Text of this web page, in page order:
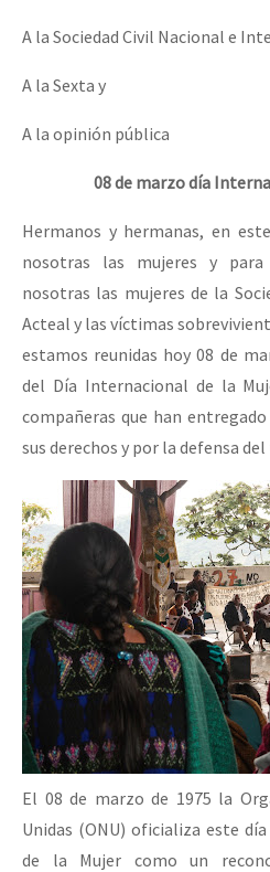
A la Sociedad Civil Nacional e
A la Sexta y
A la opinión pública
08 de marzo día
Hermanos y hermanas, en
nosotras las mujeres y
nosotras las mujeres de la
Acteal y las víctimas
estamos reunidas hoy 08 de
del Día Internacional de la
compañeras que han
sus derechos y por la defensa
El 08 de marzo de 1975 la
Unidas (ONU) oficializa este
de la Mujer como un